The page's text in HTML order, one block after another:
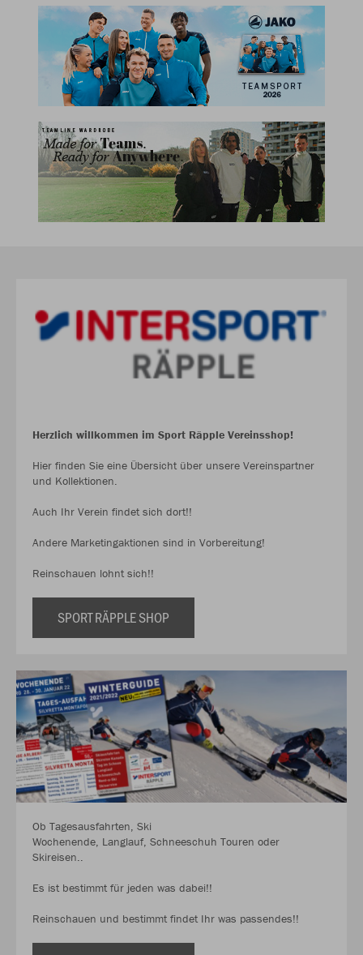
Herzlich willkommen im Sport Räpple Vereinsshop!
Hier finden Sie eine Übersicht über unsere Vereinspartner
und Kollektionen.
Auch Ihr Verein findet sich dort!!
Andere Marketingaktionen sind in Vorbereitung!
Reinschauen lohnt sich!!
SPORT RÄPPLE SHOP
Ob Tagesausfahrten, Ski
Wochenende, Langlauf, Schneeschuh Touren oder
Skireisen..
Es ist bestimmt für jeden was dabei!!
Reinschauen und bestimmt findet Ihr was passendes!!